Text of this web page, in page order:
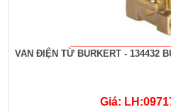
VAN ĐIỆN TỪ BURKERT - 134432
Giá: